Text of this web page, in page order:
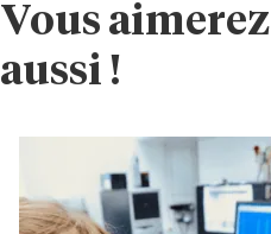
Vous aimerez
aussi !